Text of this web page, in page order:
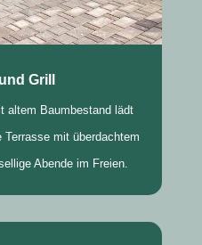
Grill
altem Baumbestand lädt
Terrasse mit überdachtem
Abende im Freien.